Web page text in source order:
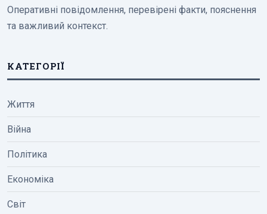
Оперативні повідомлення, перевірені факти, пояснення
та важливий контекст.
КАТЕГОРІЇ
Життя
Війна
Політика
Економіка
Світ